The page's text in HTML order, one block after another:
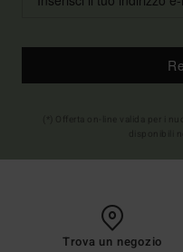
Trova un negozio